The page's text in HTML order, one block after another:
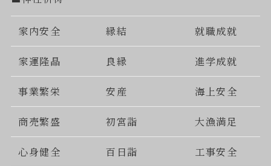
家内安全 縁結 就職成就
家運隆晶 良縁 進学成就
事業繁栄 安産 海上安全
商売繁盛 初宮詣 大漁満足
心身健全 百日詣 工事安全